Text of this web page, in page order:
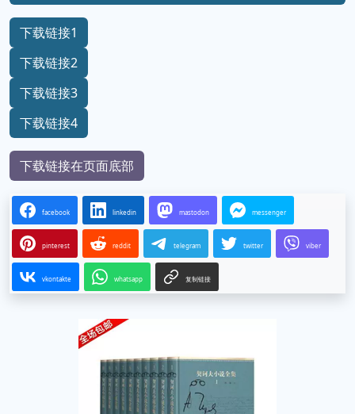
下载链接1
下载链接2
下载链接3
下载链接4
下载链接在页面底部
facebook linkedin mastodon messenger
pinterest reddit telegram twitter viber
vkontakte whatsapp 复制链接